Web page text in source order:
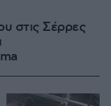
στις Σέρρες